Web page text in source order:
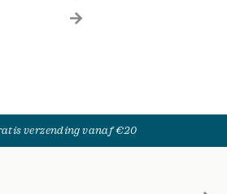
verzending vanaf €20